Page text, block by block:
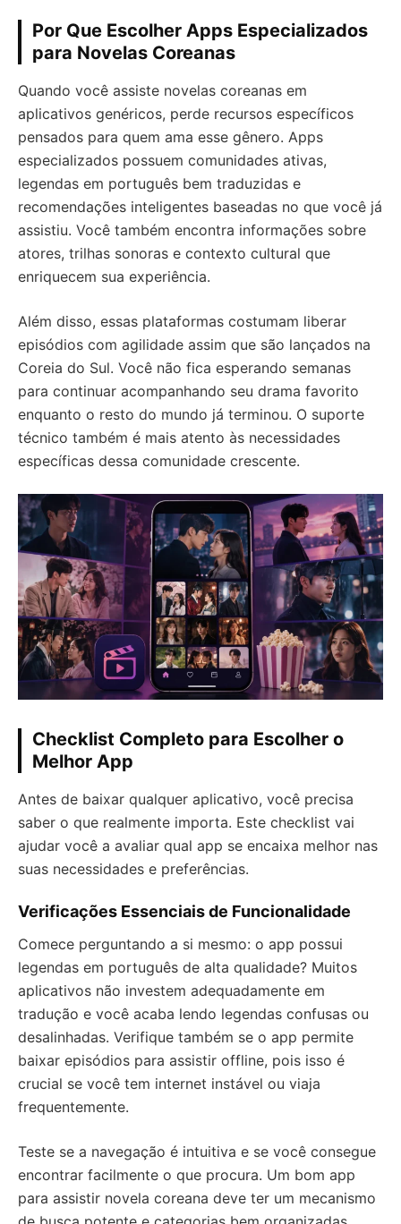
Por Que Escolher Apps Especializados
para Novelas Coreanas
Quando você assiste novelas coreanas em
aplicativos genéricos, perde recursos específicos
pensados para quem ama esse gênero. Apps
especializados possuem comunidades ativas,
legendas em português bem traduzidas e
recomendações inteligentes baseadas no que você já
assistiu. Você também encontra informações sobre
atores, trilhas sonoras e contexto cultural que
enriquecem sua experiência.
Além disso, essas plataformas costumam liberar
episódios com agilidade assim que são lançados na
Coreia do Sul. Você não fica esperando semanas
para continuar acompanhando seu drama favorito
enquanto o resto do mundo já terminou. O suporte
técnico também é mais atento às necessidades
específicas dessa comunidade crescente.
Checklist Completo para Escolher o
Melhor App
Antes de baixar qualquer aplicativo, você precisa
saber o que realmente importa. Este checklist vai
ajudar você a avaliar qual app se encaixa melhor nas
suas necessidades e preferências.
Verificações Essenciais de Funcionalidade
Comece perguntando a si mesmo: o app possui
legendas em português de alta qualidade? Muitos
aplicativos não investem adequadamente em
tradução e você acaba lendo legendas confusas ou
desalinhadas. Verifique também se o app permite
baixar episódios para assistir offline, pois isso é
crucial se você tem internet instável ou viaja
frequentemente.
Teste se a navegação é intuitiva e se você consegue
encontrar facilmente o que procura. Um bom app
para assistir novela coreana deve ter um mecanismo